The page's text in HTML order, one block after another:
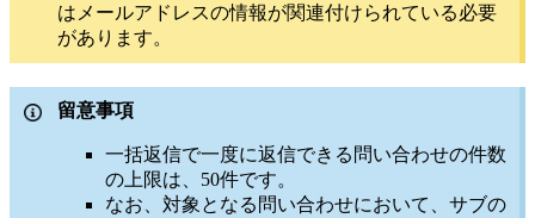
はメールアドレスの情報が関連付けられている必要
があります。
留意事項
一括返信で一度に返信できる問い合わせの件数
の上限は、50件です。
なお、対象となる問い合わせにおいて、サブの